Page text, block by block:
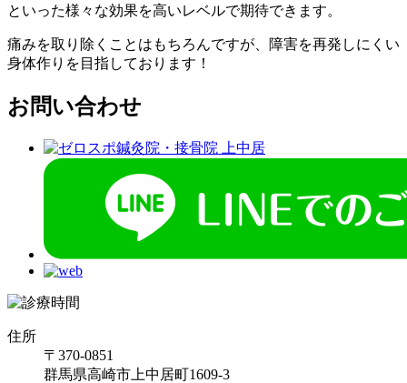
といった様々な効果を高いレベルで期待できます。
痛みを取り除くことはもちろんですが、障害を再発しにくい
身体作りを目指しております！
お問い合わせ
住所
〒370-0851
群馬県高崎市上中居町1609-3